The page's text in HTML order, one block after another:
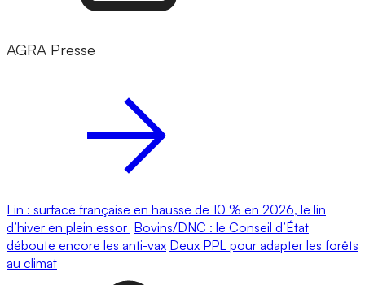
AGRA Presse
Lin : surface française en hausse de 10 % en 2026, le lin
d’hiver en plein essor Bovins/DNC : le Conseil d’État
déboute encore les anti-vax Deux PPL pour adapter les forêts
au climat